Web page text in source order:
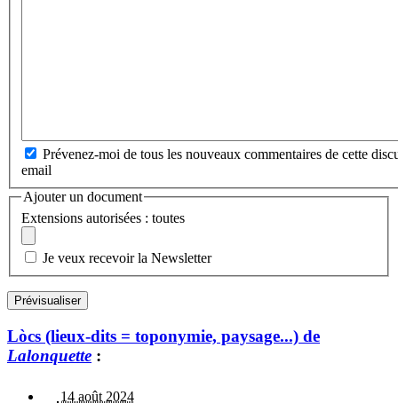
Prévenez-moi de tous les nouveaux commentaires de cette
email
Ajouter un document
Extensions autorisées : toutes
Je veux recevoir la Newsletter
Lòcs (lieux-dits = toponymie, paysage...) de
Lalonquette :
14 août 2024